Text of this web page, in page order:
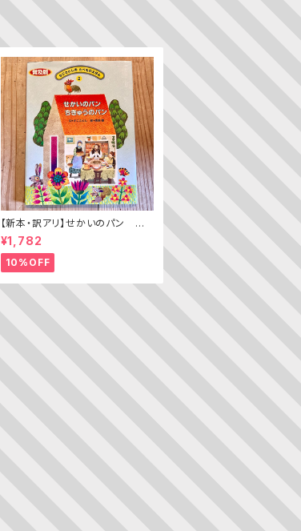
【新本・訳アリ】せかいのパン ちき
ゅうのパン（普及版 かこさとし
¥1,782
10%OFF